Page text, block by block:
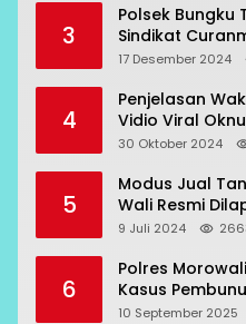
3
Polsek Bungku
Sindikat
Beraksi di 7
17 Desember 2024
4
Penjelasan
Vidio Viral
Bahodopi
30 Oktober 2024
5
Modus Jual
Wali Resmi
9 Juli 2024
6
Polres
Kasus
Topogaro
10 September 2025